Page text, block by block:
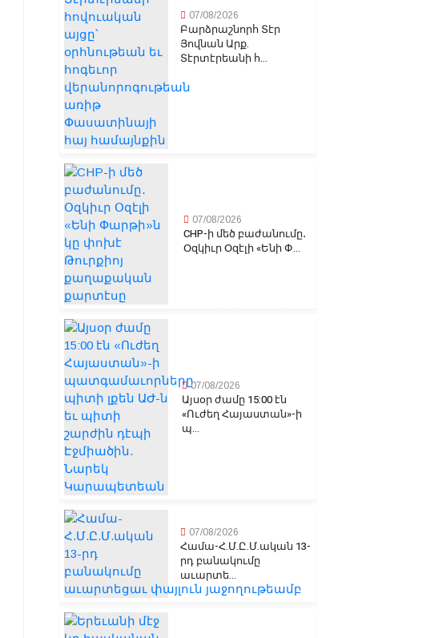
07/08/2026
Բարձրաշնորհ Տէր
Յովնան Արք.
Տէրտէրեանի հ...
07/08/2026
CHP-ի մեծ բաժանումը․
Օզկիւր Օզէլի «Ենի Փ...
07/08/2026
Այսօր ժամը 15:00 էն
«Ուժեղ Հայաստան»-ի
պ...
07/08/2026
Համա-Հ.Մ.Ը.Մ.ական 13-
րդ բանակումը
աւարտե...